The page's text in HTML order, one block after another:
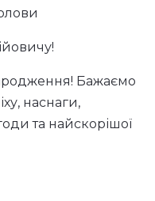
Бажаємо
наснаги,
та найскорішої